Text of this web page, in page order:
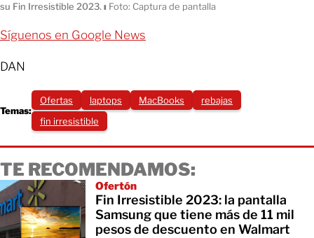
su Fin Irresistible 2023. ı Foto: Captura de pantalla
Síguenos en Google News
DAN
Temas:
Ofertas laptops MacBooks
rebajas
fin irresistible
TE RECOMENDAMOS:
Ofertón
Fin Irresistible 2023: la pantalla
Samsung que tiene más de 11 mil
pesos de descuento en Walmart